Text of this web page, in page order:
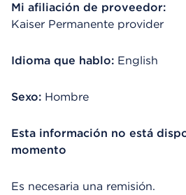
Mi afiliación de proveedor:
Kaiser Permanente provider
Idioma que hablo: English
Sexo: Hombre
Esta información no está
momento
Es necesaria una remisión.